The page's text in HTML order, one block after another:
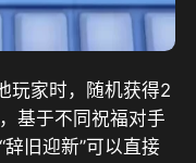
玩家时，随机获得2
基于不同祝福对手
旧迎新”可以直接